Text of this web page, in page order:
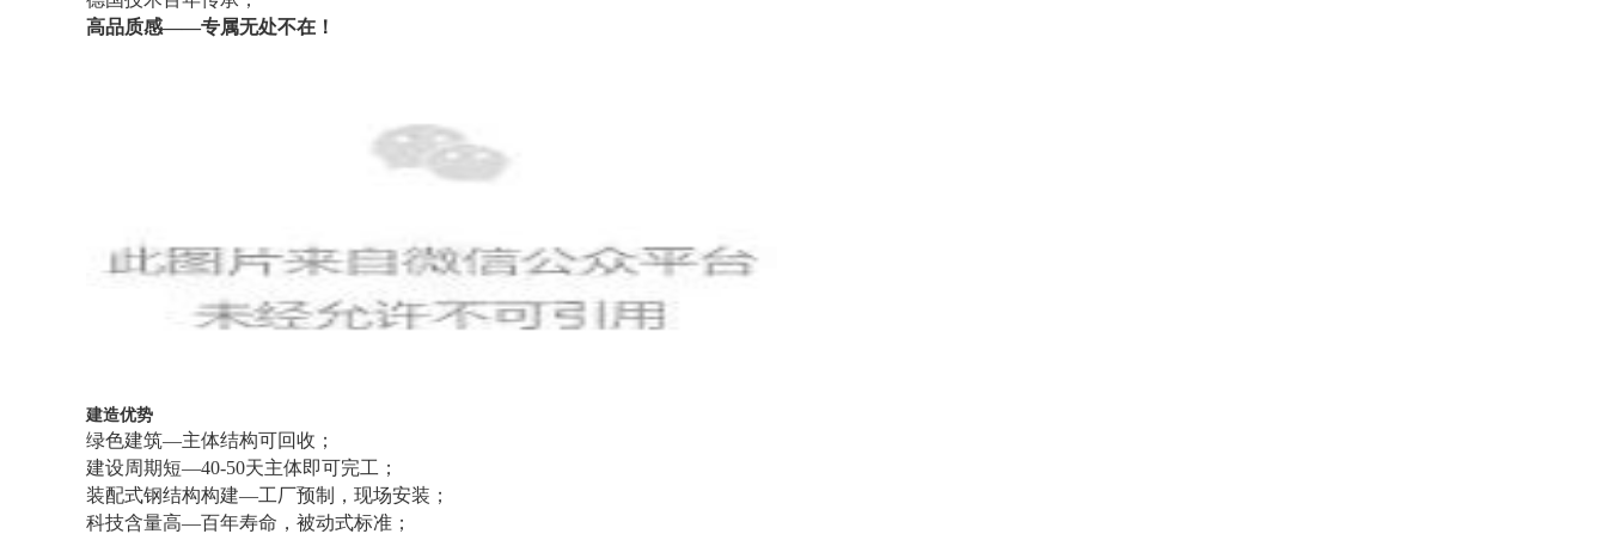
高品质感——专属无处不在！
建造优势
绿色建筑—主体结构可回收；
建设周期短—40-50天主体即可完工；
装配式钢结构构建—工厂预制，现场安装；
科技含量高—百年寿命，被动式标准；